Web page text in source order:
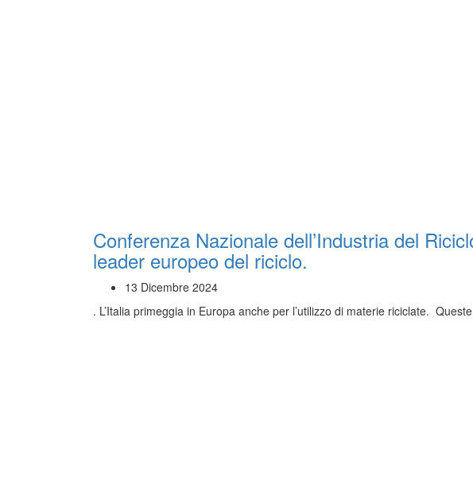
Conferenza Nazionale dell’Industria del
leader europeo del riciclo.
13 Dicembre 2024
. L’Italia primeggia in Europa anche per l’utilizzo di materie riciclate.